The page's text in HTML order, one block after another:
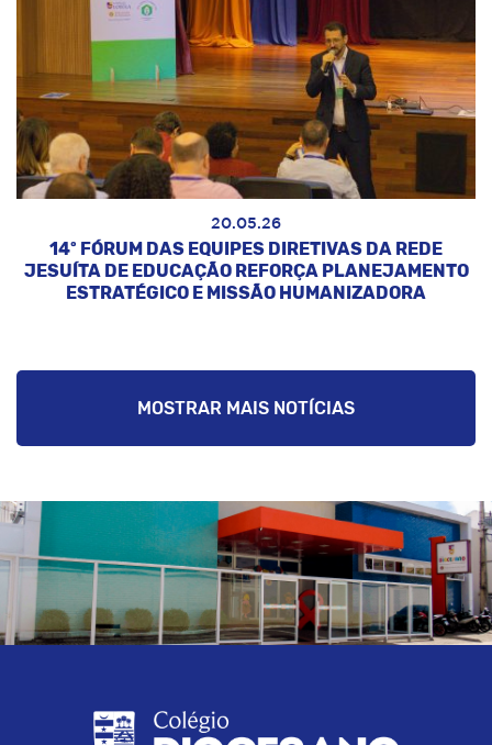
20.05.26
14º FÓRUM DAS EQUIPES DIRETIVAS DA REDE
JESUÍTA DE EDUCAÇÃO REFORÇA PLANEJAMENTO
ESTRATÉGICO E MISSÃO HUMANIZADORA
MOSTRAR MAIS NOTÍCIAS